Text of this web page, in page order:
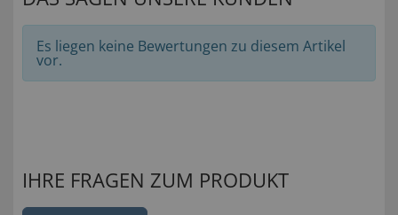
Es liegen keine Bewertungen zu diesem Artikel
vor.
IHRE FRAGEN ZUM PRODUKT